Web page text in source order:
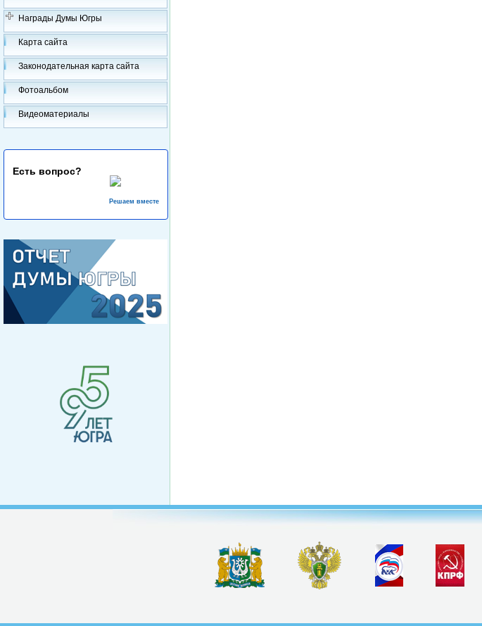
Награды Думы Югры
Карта сайта
Законодательная карта сайта
Фотоальбом
Видеоматериалы
Есть вопрос?
Решаем вместе